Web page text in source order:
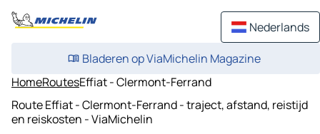
Nederlands
Bladeren op ViaMichelin Magazine
HomeRoutesEffiat - Clermont-Ferrand
Route Effiat - Clermont-Ferrand - traject, afstand, reistijd
en reiskosten - ViaMichelin